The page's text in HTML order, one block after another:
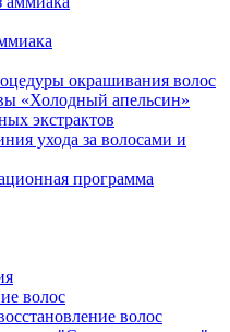
окрашивания волос
«Холодный апельсин»
экстрактов
ухода за волосами и
программа
волос
волос